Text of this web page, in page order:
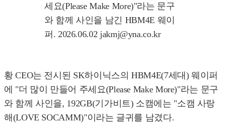
세요(Please Make More)"라는 문구
와 함께 사인을 남긴 HBM4E 웨이
퍼. 2026.06.02 jakmj@yna.co.kr
황 CEO는 전시된 SK하이닉스의 HBM4E(7세대) 웨이퍼
에 "더 많이 만들어 주세요(Please Make More)"라는 문구
와 함께 사인을, 192GB(기가비트) 소캠에는 "소캠 사랑
해(LOVE SOCAMM)"이라는 글귀를 남겼다.